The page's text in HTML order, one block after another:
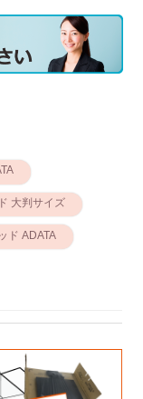
大判サイズ
ド ADATA